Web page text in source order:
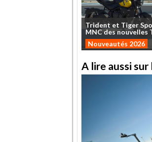
Trident et Tiger
MNCdesnouvelles
Nouveautés 2026
A lire aussi